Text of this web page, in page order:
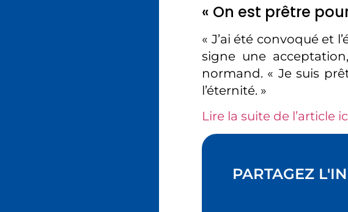
« On est prêtre
« J’ai été convoqué et
signe une
normand. « Je suis
l’éternité. »
Lire la suite de l’article
PARTAGEZ